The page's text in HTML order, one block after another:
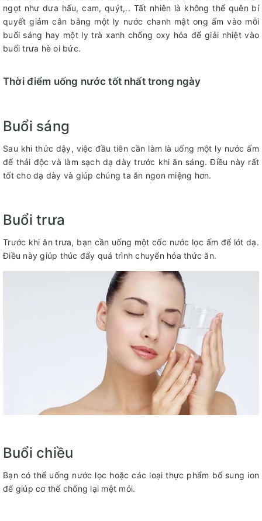
ngọt như dưa hấu, cam, quýt,.. Tất nhiên là không thể quên bí
quyết giảm cân bằng một ly nước chanh mật ong ấm vào mỗi
buổi sáng hay một ly trà xanh chống oxy hóa để giải nhiệt vào
buổi trưa hè oi bức.
Thời điểm uống nước tốt nhất trong ngày
Buổi sáng
Sau khi thức dậy, việc đầu tiên cần làm là uống một ly nước ấm
để thải độc và làm sạch dạ dày trước khi ăn sáng. Điều này rất
tốt cho dạ dày và giúp chúng ta ăn ngon miệng hơn.
Buổi trưa
Trước khi ăn trưa, bạn cần uống một cốc nước lọc ấm để lót dạ.
Điều này giúp thúc đẩy quá trình chuyển hóa thức ăn.
Buổi chiều
Bạn có thể uống nước lọc hoặc các loại thực phẩm bổ sung ion
để giúp cơ thể chống lại mệt mỏi.